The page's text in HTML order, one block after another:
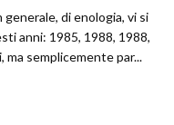
di enologia, vi si
anni: 1985, 1988, 1988,
ma semplicemente par...